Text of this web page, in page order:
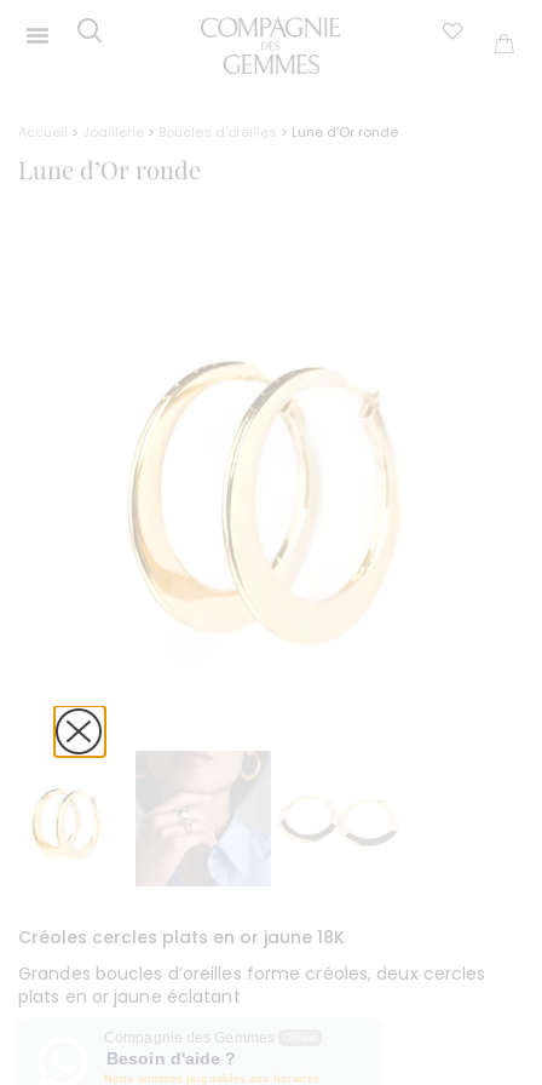
Accueil > Joaillerie > Boucles d'oreilles > Lune d’Or ronde
Lune d’Or ronde
Créoles cercles plats en or jaune 18K
Grandes boucles d’oreilles forme créoles, deux cercles
plats en or jaune éclatant
Compagnie des Gemmes
Besoin d'aide ?
Nous sommes joignables aux horaires